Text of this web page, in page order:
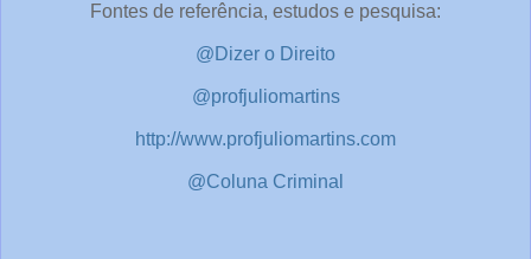
Fontes de referência, estudos e pesquisa:
@Dizer o Direito
@profjuliomartins
http://www.profjuliomartins.com
@Coluna Criminal